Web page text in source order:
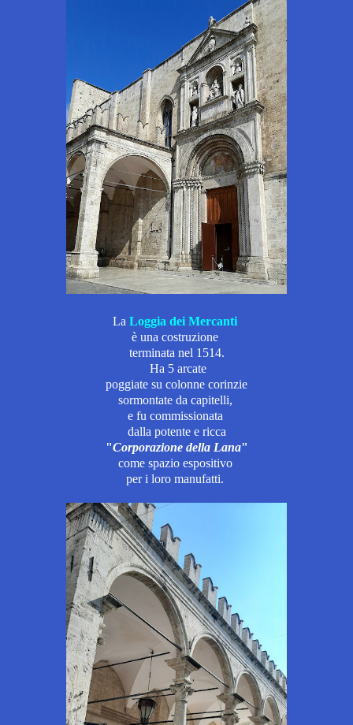
La Loggia dei Mercanti
è una costruzione
terminata nel 1514.
Ha 5 arcate
poggiate su colonne corinzie
sormontate da capitelli,
e fu commissionata
dalla potente e ricca
"Corporazione della Lana"
come spazio espositivo
per i loro manufatti.